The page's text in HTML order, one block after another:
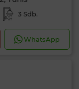
3 Sdb.
WhatsApp